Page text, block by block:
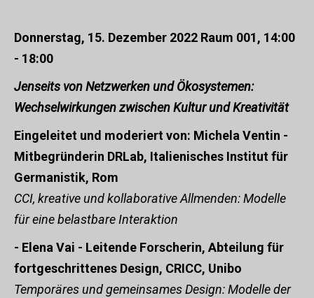
Donnerstag, 15. Dezember 2022 Raum 001, 14:00
- 18:00
Jenseits von Netzwerken und Ökosystemen:
Wechselwirkungen zwischen Kultur und Kreativität
Eingeleitet und moderiert von: Michela Ventin -
Mitbegründerin DRLab, Italienisches Institut für
Germanistik, Rom
CCI, kreative und kollaborative Allmenden: Modelle
für eine belastbare Interaktion
- Elena Vai - Leitende Forscherin, Abteilung für
fortgeschrittenes Design, CRICC, Unibo
Temporäres und gemeinsames Design: Modelle der